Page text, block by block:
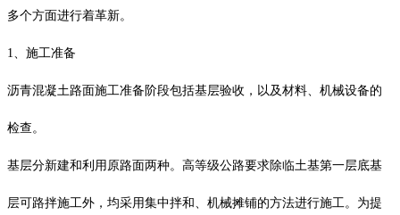
多个方面进行着革新。
1、施工准备
沥青混凝土路面施工准备阶段包括基层验收，以及材料、机械设备的
检查。
基层分新建和利用原路面两种。高等级公路要求除临土基第一层底基
层可路拌施工外，均采用集中拌和、机械摊铺的方法进行施工。为提